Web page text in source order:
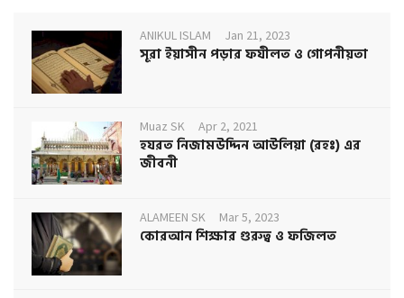
ANIKUL ISLAM Jan 21, 2023
সূরা ইয়াসীন পড়ার ফযীলত ও গোপনীয়তা
Muaz SK Apr 2, 2021
হযরত নিজামউদ্দিন আউলিয়া (রহঃ) এর
জীবনী
ALAMEEN SK Mar 5, 2023
কোরআন শিক্ষার গুরুত্ব ও ফজিলত